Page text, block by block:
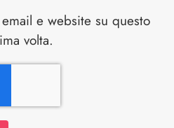
e website su questo
volta.